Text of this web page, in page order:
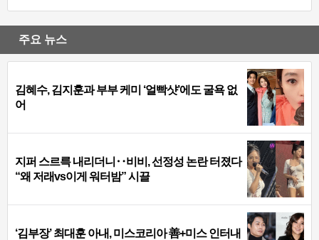
주요 뉴스
김혜수, 김지훈과 부부 케미 ‘얼빡샷’에도 굴욕 없
어
지퍼 스르륵 내리더니‥비비, 선정성 논란 터졌다
“왜 저래vs이게 워터밤” 시끌
‘김부장’ 최대훈 아내, 미스코리아 善+미스 인터내